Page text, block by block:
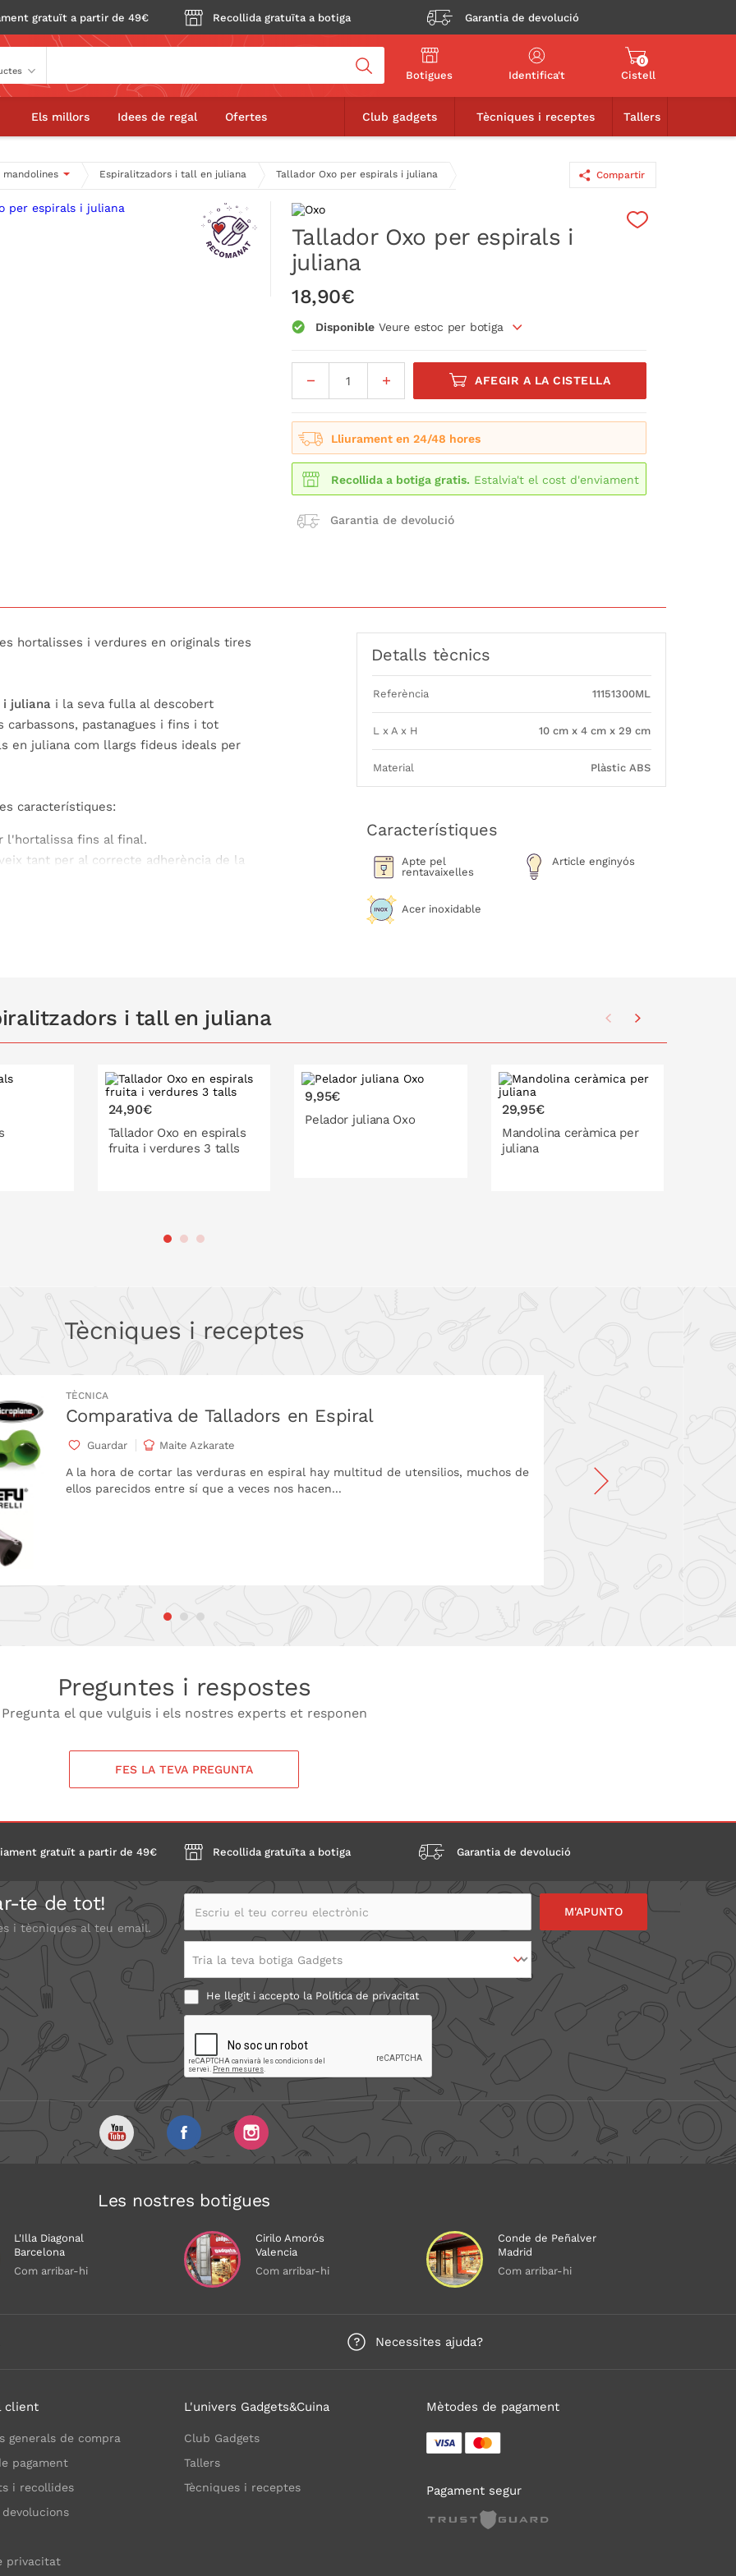
gratuït a partir de 49€ Recollida gratuïta a botiga Garantia de devolució
Botigues Identifica't
0
Cistell
Els millors Idees de regal Ofertes Club gadgets Tècniques i receptes Tallers
Espiralitzadors i tall en juliana Tallador Oxo per espirals i juliana
18,90€
espirals i juliana
Tallador Oxo per espirals i
juliana
18,90€
Disponible Veure estoc per botiga
AFEGIR A LA CISTELLA
Lliurament en 24/48 hores
Recollida a botiga gratis. Estalvia't el cost d'enviament
Garantia de devolució
Compartir
hortalisses i verdures en originals tires
i juliana i la seva fulla al descobert
pastanagues i fins i tot
en juliana com llargs fideus ideals per
característiques:
l'hortalissa fins al final.
tant per al correcte adherència de la
de l'aliment tallat.
al final de la verdura per a
quan s'arribi la longitud de llença
paper de cuina per evitar l'excés
Detalls tècnics
Referència 11151300ML
L x A x H 10 cm x 4 cm x 29 cm
Material Plàstic ABS
Característiques
Apte pel
rentavaixelles
Article enginyós
Acer inoxidable
i tall en juliana
24,90€
Tallador Oxo en espirals
fruita i verdures 3 talls
9,95€
Pelador juliana Oxo
29,95€
Mandolina ceràmica per
juliana
Tècniques i receptes
TÈCNICA
Comparativa de Talladors en Espiral
Guardar Maite Azkarate
A la hora de cortar las verduras en espiral hay multitud de utensilios, muchos de
ellos parecidos entre sí que a veces nos hacen...
Preguntes i respostes
Pregunta el que vulguis i els nostres experts et responen
FES LA TEVA PREGUNTA
gratuït a partir de 49€ Recollida gratuïta a botiga Garantia de devolució
te de tot!
i tècniques al teu email.
Escriu el teu correu electrònic
Tria la teva botiga Gadgets
He llegit i accepto la Política de privacitat
Les nostres botigues
L'Illa Diagonal
Barcelona
Com arribar-hi
Cirilo Amorós
Valencia
Com arribar-hi
Conde de Peñalver
Madrid
Com arribar-hi
Necessites ajuda?
client
generals de compra
pagament
i recollides
privacitat
L'univers Gadgets&Cuina
Club Gadgets
Tallers
Tècniques i receptes
Mètodes de pagament
Pagament segur